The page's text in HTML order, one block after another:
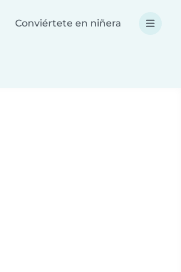
Conviértete en niñera